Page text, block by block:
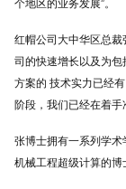
个地区的业务发展”。
红帽公司大中华区总
司的快速增长以及为
方案的 技术实力已经
阶段，我们已经在着手
张博士拥有一系列学
机械工程超级计算的博